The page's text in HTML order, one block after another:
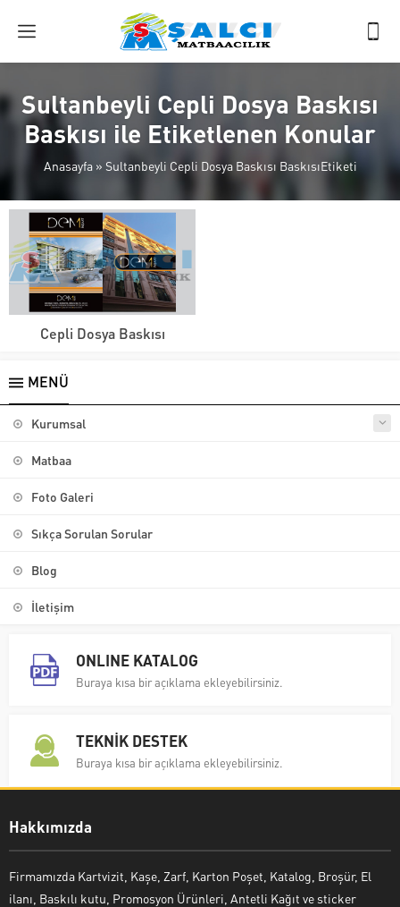
Sultanbeyli Cepli Dosya Baskısı
Baskısı ile Etiketlenen Konular
Anasayfa» Sultanbeyli Cepli Dosya Baskısı BaskısıEtiketi
Cepli Dosya Baskısı
MENÜ
Kurumsal
Matbaa
Foto Galeri
Sıkça Sorulan Sorular
Blog
İletişim
ONLINE KATALOG
Buraya kısa bir açıklama ekleyebilirsiniz.
TEKNİK DESTEK
Buraya kısa bir açıklama ekleyebilirsiniz.
Hakkımızda
Firmamızda Kartvizit, Kaşe, Zarf, Karton Poşet, Katalog, Broşür, El
ilanı, Baskılı kutu, Promosyon Ürünleri, Antetli Kağıt ve sticker